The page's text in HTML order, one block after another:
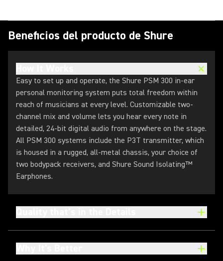
Beneficios del producto de Shure
Easy to set up and operate, the Shure PSM 300 in-ear
personal monitoring system puts total freedom within
reach of musicians at every level. Customizable two-
channel mix and volume lets you hear every note in
detailed, 24-bit digital audio from anywhere on the stage.
All PSM 300 systems include the P3T transmitter, which
is housed in a rugged, all-metal chassis, your choice of
two bodypack receivers, and Shure Sound Isolating™
Earphones.